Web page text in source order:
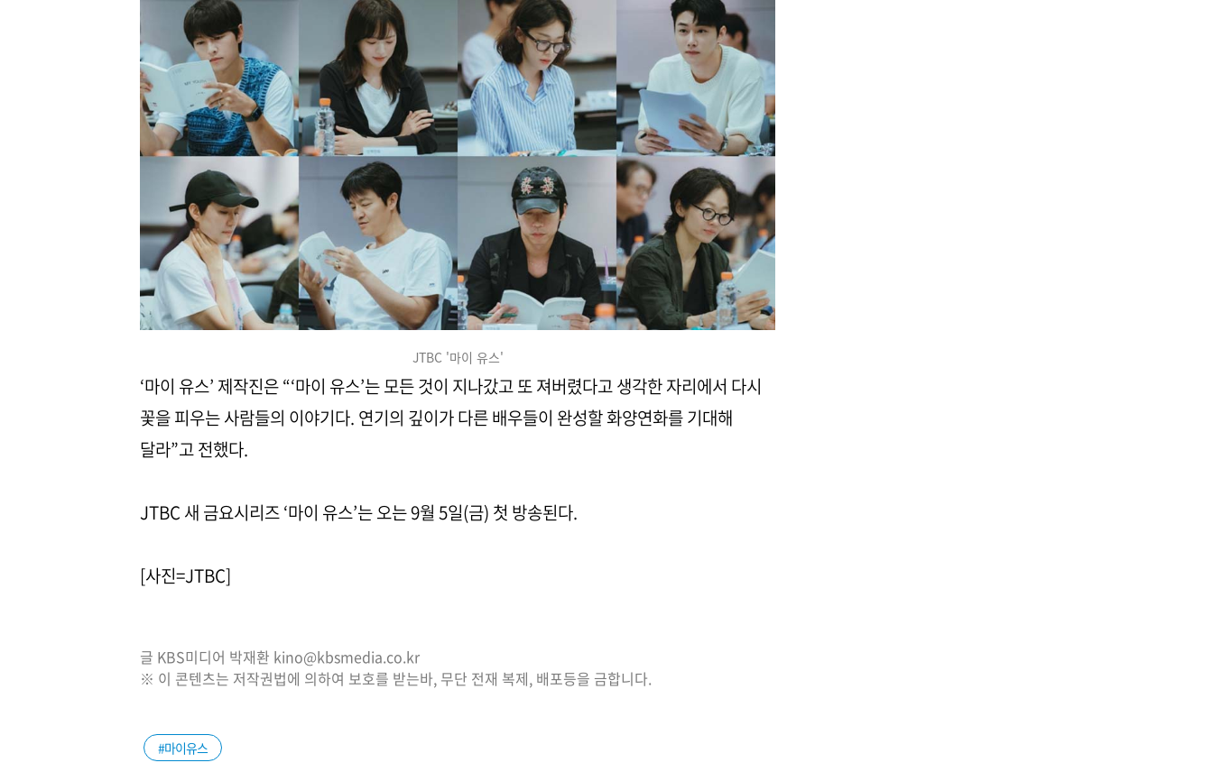
JTBC '마이 유스'
‘마이 유스’ 제작진은 “‘마이 유스’는 모든 것이 지나갔고 또 져버렸다고 생각한 자리에서 다시
꽃을 피우는 사람들의 이야기다. 연기의 깊이가 다른 배우들이 완성할 화양연화를 기대해
달라”고 전했다.
JTBC 새 금요시리즈 ‘마이 유스’는 오는 9월 5일(금) 첫 방송된다.
[사진=JTBC]
글 KBS미디어 박재환 kino@kbsmedia.co.kr
※ 이 콘텐츠는 저작권법에 의하여 보호를 받는바, 무단 전재 복제, 배포등을 금합니다.
#마이유스